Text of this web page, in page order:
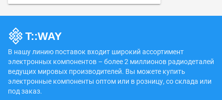
В нашу линию поставок входит широкий ассортимент
электронных компонентов – более 2 миллионов радиодеталей
ведущих мировых производителей. Вы можете купить
электронные компоненты оптом или в розницу, со склада или
под заказ.